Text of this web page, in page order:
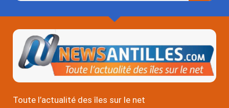
Toute l’actualité des îles sur le net